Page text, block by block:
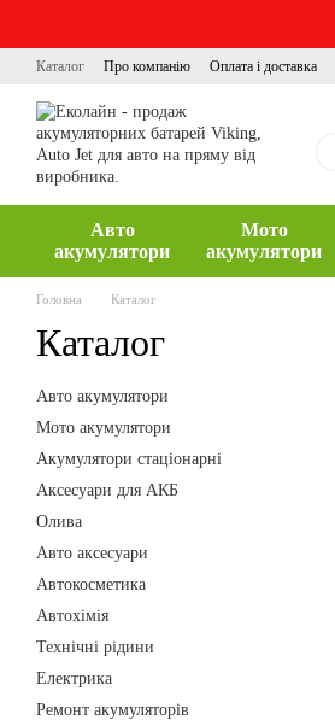
Каталог Про компанію Оплата і доставка
Авто
акумулятори
Мото
акумулятори
Головна Каталог
Каталог
Авто акумулятори
Мото акумулятори
Акумулятори стаціонарні
Аксесуари для АКБ
Олива
Авто аксесуари
Автокосметика
Автохімія
Технічні рідини
Електрика
Ремонт акумуляторів